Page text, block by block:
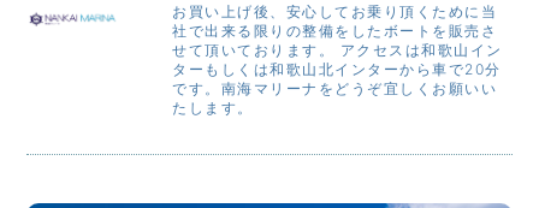
お買い上げ後、安心してお乗り頂くために当
社で出来る限りの整備をしたボートを販売さ
せて頂いております。 アクセスは和歌山イン
ターもしくは和歌山北インターから車で20分
です。南海マリーナをどうぞ宜しくお願いい
たします。